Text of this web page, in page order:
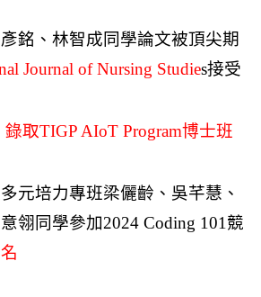
銘、林智成同學論文被頂尖期
Journal of Nursing Studies接受
錄取TIGP AIoT Program博士班
元培力專班梁儷齡、吳芊慧、
翎同學參加2024 Coding 101競